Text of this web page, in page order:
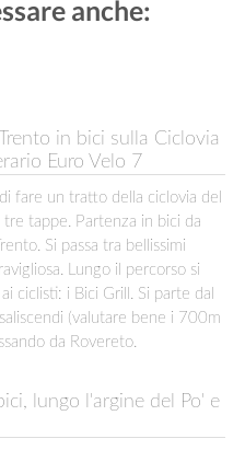
anche:
in bici sulla Ciclovia
Euro Velo 7
fare un tratto della ciclovia del
tappe. Partenza in bici da
Si passa tra bellissimi
Lungo il percorso si
ciclisti: i Bici Grill. Si parte dal
(valutare bene i 700m
da Rovereto.
lungo l'argine del Po' e